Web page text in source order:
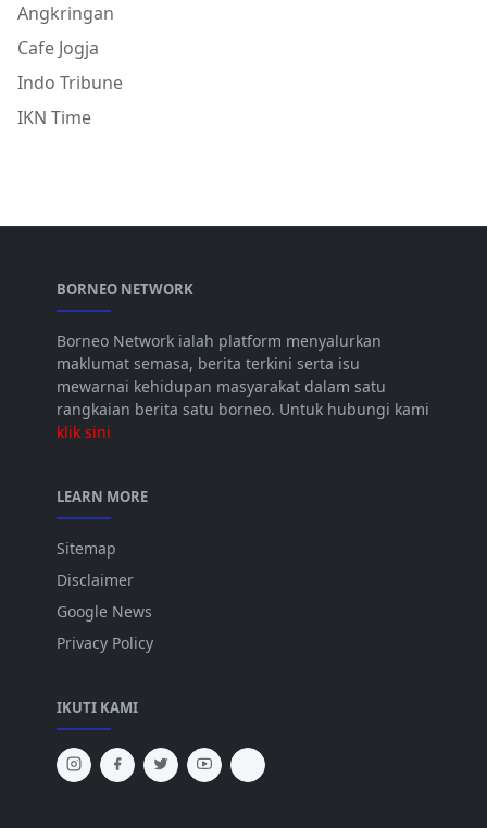
Angkringan
Cafe Jogja
Indo Tribune
IKN Time
BORNEO NETWORK
Borneo Network ialah platform menyalurkan
maklumat semasa, berita terkini serta isu
mewarnai kehidupan masyarakat dalam satu
rangkaian berita satu borneo. Untuk hubungi kami
klik sini
LEARN MORE
Sitemap
Disclaimer
Google News
Privacy Policy
IKUTI KAMI